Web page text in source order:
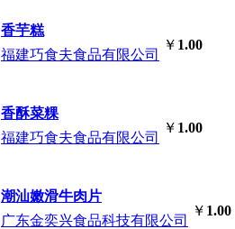
香芋糕
福建巧食夫食品有限公司
￥ 1.00
香酥菜粿
福建巧食夫食品有限公司
￥ 1.00
潮汕嫩滑牛肉片
广东金奕兴食品科技有限公司
￥ 1.00